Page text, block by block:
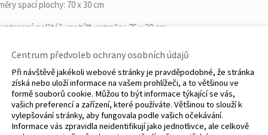
spací plochy: 70 x 30 cm
polštář „motýl“, rozměry: 25 x 30 cm
přikrývka, rozměry: 75 x 55 cm
polštář o rozměrech: 35 x 30 cm
matrace, rozměry: 70 x 30 cm
lehký a snadno se přepravuje díky přiloženému opakovaně
Centrum předvoleb ochrany osobních údajů
Při návštěvě jakékoli webové stránky je pravděpodobné, že stránka
získá nebo uloží informace na vašem prohlížeči, a to většinou ve
formě souborů cookie. Můžou to být informace týkající se vás,
vašich preferencí a zařízení, které používáte. Většinou to slouží k
vylepšování stránky, aby fungovala podle vašich očekávání.
Informace vás zpravidla neidentifikují jako jednotlivce, ale celkově